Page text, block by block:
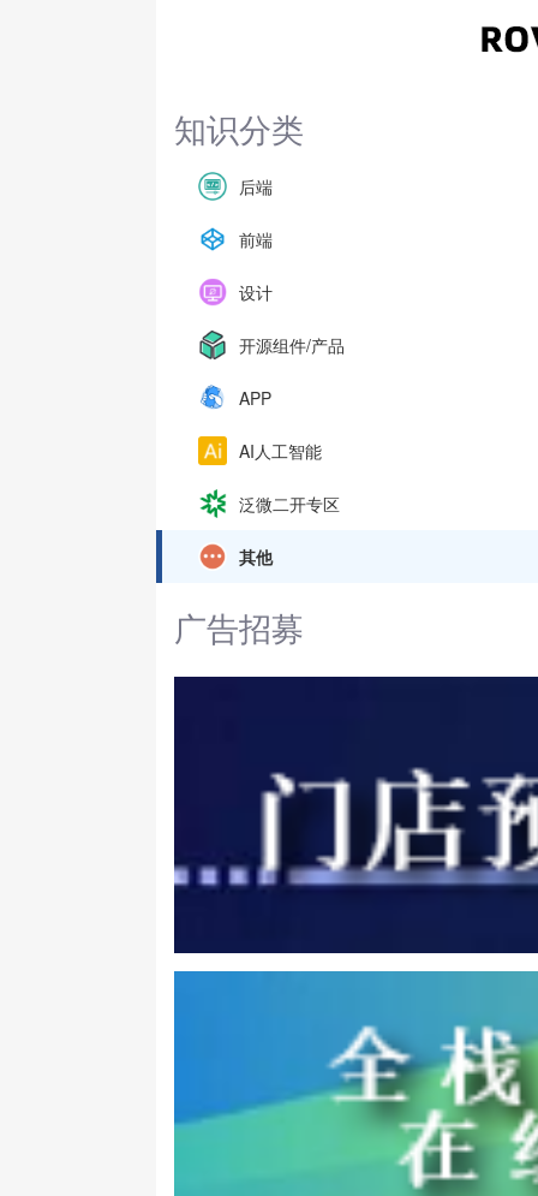
知识分类
后端
前端
设计
开源组件/产品
APP
AI人工智能
泛微二开专区
其他
广告招募